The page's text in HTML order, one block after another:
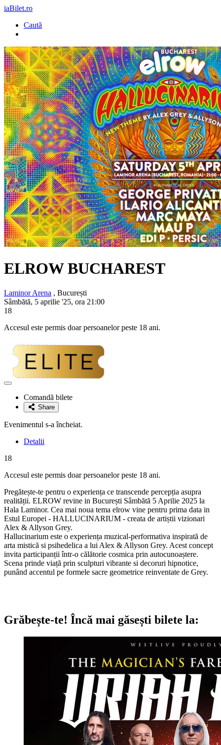
iaBilet.ro
Caută
ELROW BUCHAREST
Laminor Arena , București
Sâmbătă, 5 aprilie '25, ora 21:00
18
Accesul este permis doar persoanelor peste 18 ani.
Adaugă
favoriteComandă bilete
Share
Evenimentul s-a încheiat.
Detalii
18
Accesul este permis doar persoanelor peste 18 ani.
Pregătește-te pentru o experiența ce transcende percepția asupra
realității. ELROW revine in București Sâmbătă 5 Aprilie 2025 la
Hala Laminor. Cea mai noua tema elrow vine pentru prima data in
Estul Europei - HALLUCINARIUM - creata de artiștii vizionari
Alex & Allyson Grey.
Hallucinarium este o experiența muzical-performativa inspirată de
arta mistică si psihedelica a lui Alex & Allyson Grey. Acest concept
invita participanții într-o călătorie cosmica prin autocunoaștere.
Scena prinde viață prin sculpturi vibrante si decoruri hipnotice,
punând accentul pe formele sacre geometrice reinventate de Grey.
Grăbește-te! Încă mai găsești bilete la: